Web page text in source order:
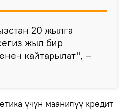
20 жылга
жыл бир
кайтарылат", —
үчүн маанилүү кредит